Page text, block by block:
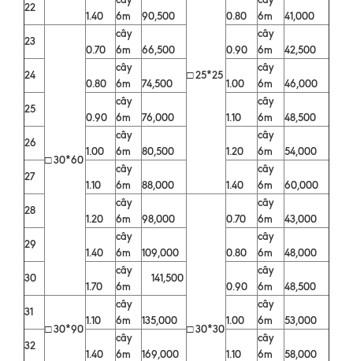
□ 25*25
22
1.40
6m
90,500 0.80
6m
41,000
23
□ 30*60
0.70
cây
6m
66,500 0.90
cây
6m
42,500
24
0.80
cây
6m
74,500 1.00
cây
6m
46,000
25
0.90
cây
6m
76,000 1.10
cây
6m
48,500
26
1.00
cây
6m
80,500 1.20
cây
6m
54,000
27
1.10
cây
6m
88,000 1.40
cây
6m
60,000
28
1.20
cây
6m
98,000
□ 30*30
0.70
cây
6m
43,000
29
1.40
cây
6m
109,000 0.80
cây
6m
48,000
30
1.70
cây
6m
141,500
0.90
cây
6m
48,500
31
□ 30*90
1.10
cây
6m
135,000 1.00
cây
6m
53,000
32
1.40
cây
6m
169,000 1.10
cây
6m
58,000